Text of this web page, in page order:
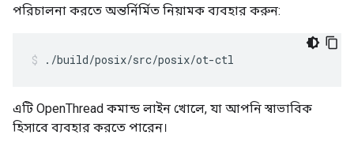
পরিচালনা করতে অন্তর্নির্মিত নিয়ামক ব্যবহার করুন:
./build/posix/src/posix/ot-ctl
এটি OpenThread কমান্ড লাইন খোলে, যা আপনি স্বাভাবিক
হিসাবে ব্যবহার করতে পারেন।